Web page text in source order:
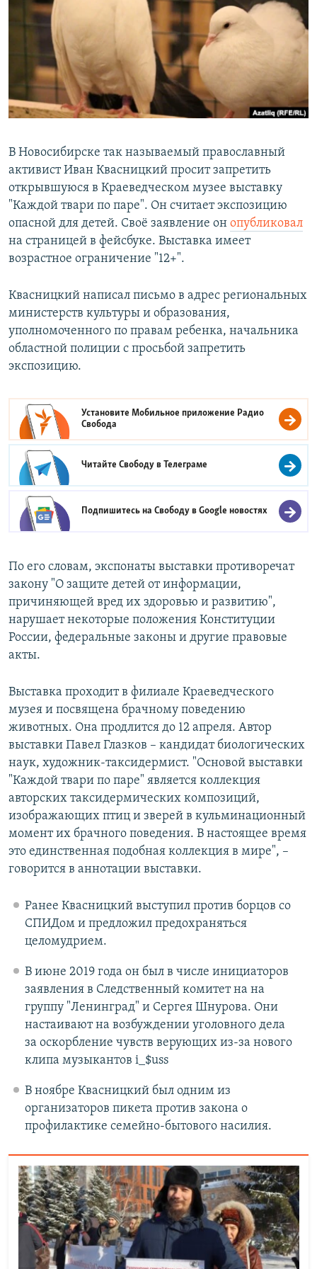
РАСПИСАНИЕ ВЕЩАНИЯ
ПОДПИШИТЕСЬ НА РАССЫЛКУ
СОЦИАЛЬНЫЕ СЕТИ
Все сайты РСЕ/РС
В Новосибирске так называемый православный
активист Иван Квасницкий просит запретить
открывшуюся в Краеведческом музее выставку
"Каждой твари по паре". Он считает экспозицию
опасной для детей. Своё заявление он опубликовал
на страницей в фейсбуке. Выставка имеет
возрастное ограничение "12+".
Квасницкий написал письмо в адрес региональных
министерств культуры и образования,
уполномоченного по правам ребенка, начальника
областной полиции с просьбой запретить
экспозицию.
Установите Мобильное приложение Радио
Свобода
Читайте Свободу вТелеграме
Подпишитесь на Свободу вGoogle новостях
По его словам, экспонаты выставки противоречат
закону "О защите детей от информации,
причиняющей вред их здоровью и развитию",
нарушает некоторые положения Конституции
России, федеральные законы и другие правовые
акты.
Выставка проходит в филиале Краеведческого
музея и посвящена брачному поведению
животных. Она продлится до 12 апреля. Автор
выставки Павел Глазков – кандидат биологических
наук, художник-таксидермист. "Основой выставки
"Каждой твари по паре" является коллекция
авторских таксидермических композиций,
изображающих птиц и зверей в кульминационный
момент их брачного поведения. В настоящее время
это единственная подобная коллекция в мире", –
говорится в аннотации выставки.
Ранее Квасницкий выступил против борцов со
СПИДом и предложил предохраняться
целомудрием.
В июне 2019 года он был в числе инициаторов
заявления в Следственный комитет на на
группу "Ленинград" и Сергея Шнурова. Они
настаивают на возбуждении уголовного дела
за оскорбление чувств верующих из-за нового
клипа музыкантов i_$uss
В ноябре Квасницкий был одним из
организаторов пикета против закона о
профилактике семейно-бытового насилия.